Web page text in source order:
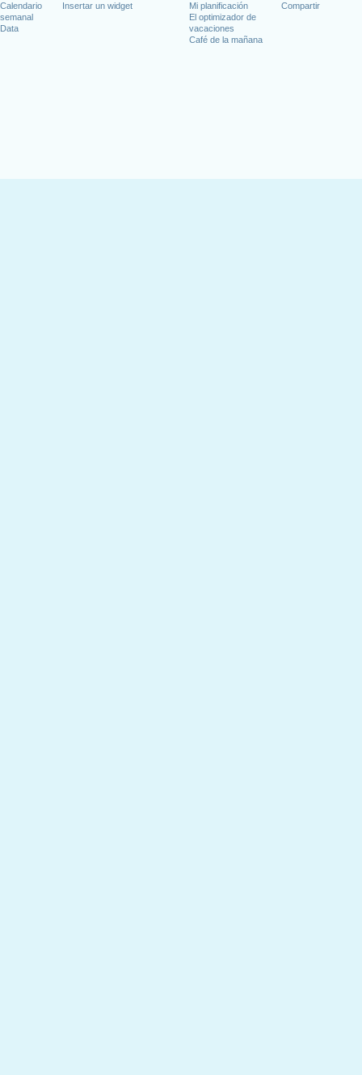
Calendario
semanal
Data
Insertar un widget
Mi planificación
El optimizador de
vacaciones
Café de la mañana
Compartir